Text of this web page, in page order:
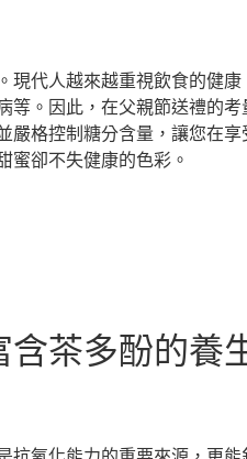
現代人越來越重視飲食的健
等。因此，在父親節送禮的
嚴格控制糖分含量，讓您在享
蜜卻不失健康的色彩。
茶多酚的養